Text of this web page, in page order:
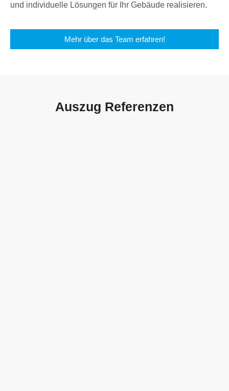
und individuelle Lösungen für Ihr Gebäude realisieren.
Mehr über das Team erfahren!
Auszug Referenzen